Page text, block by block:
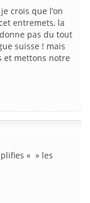
crois que l’on
entremets, la
pas du tout
suisse ! mais
et mettons notre
« » les